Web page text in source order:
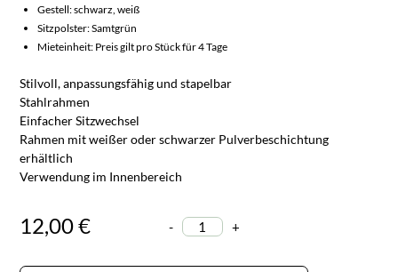
Gestell: schwarz, weiß
Sitzpolster: Samtgrün
Mieteinheit: Preis gilt pro Stück für 4 Tage
Stilvoll, anpassungsfähig und stapelbar
Stahlrahmen
Einfacher Sitzwechsel
Rahmen mit weißer oder schwarzer Pulverbeschichtung
erhältlich
Verwendung im Innenbereich
12,00 € - +